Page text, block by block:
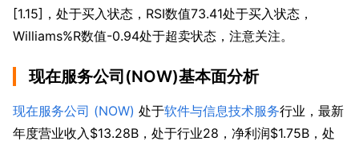
[1.15]，处于买入状态，RSI数值73.41处于买入状态，
Williams%R数值-0.94处于超卖状态，注意关注。
现在服务公司(NOW)基本面分析
现在服务公司 (NOW) 处于软件与信息技术服务行业，最新
年度营业收入$13.28B，处于行业28，净利润$1.75B，处